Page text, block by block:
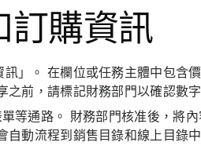
訂購資訊
」。 在欄位或任務主體中包含
前，請標記財務部門以確認數字
等通路。 財務部門核准後，將
動流程到銷售目錄和線上目錄